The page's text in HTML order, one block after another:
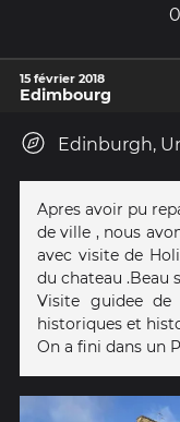
0
15 février 2018
Edimbourg
Edinburgh,
Apres avoir pu
de ville , nous
avec visite de
du chateau .Beau
Visite guidee
historiques et
On a fini dans un